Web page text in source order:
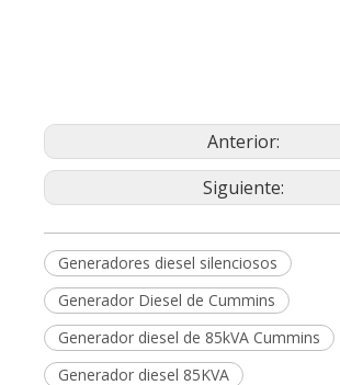
Generadores diesel silenciosos
Generador Diesel de Cummins
Generador diesel de 85kVA Cummins
Generador diesel 85KVA
Generadores diesel silenciosos Cummins
Generadores diesel Cummins
Generador diesel Silent Cummins